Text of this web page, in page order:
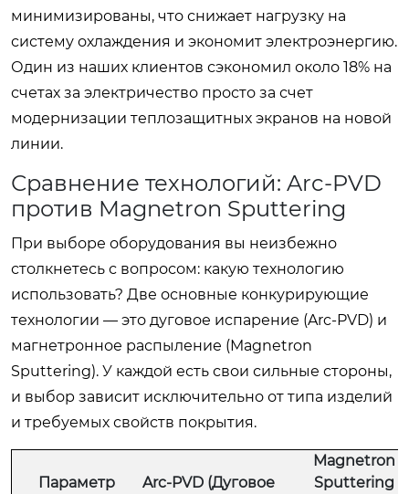
минимизированы, что снижает нагрузку на
систему охлаждения и экономит электроэнергию.
Один из наших клиентов сэкономил около 18% на
счетах за электричество просто за счет
модернизации теплозащитных экранов на новой
линии.
Сравнение технологий: Arc-PVD
против Magnetron Sputtering
При выборе оборудования вы неизбежно
столкнетесь с вопросом: какую технологию
использовать? Две основные конкурирующие
технологии — это дуговое испарение (Arc-PVD) и
магнетронное распыление (Magnetron
Sputtering). У каждой есть свои сильные стороны,
и выбор зависит исключительно от типа изделий
и требуемых свойств покрытия.
Параметр
Arc-PVD (Дуговое
Magnetron
Sputtering